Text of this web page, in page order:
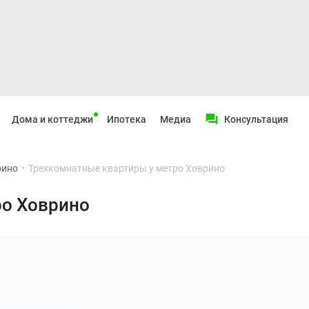
Дома и коттеджи Ипотека Медиа Консультация
• Трехкомнатные квартиры у метро Ховрино
Ховрино